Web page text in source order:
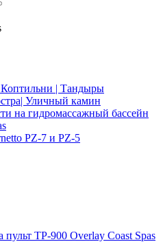
| Тандыры
Уличный камин
на гидромассажный бассейн
PZ-7 и PZ-5
пульт TP-900 Overlay Coast Spas